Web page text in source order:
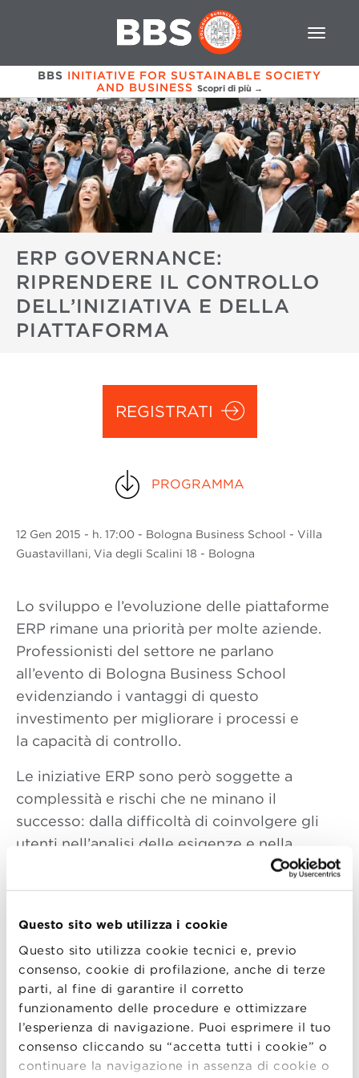
Questo sito web utilizza i cookie
Questo sito utilizza cookie tecnici e, previo
consenso, cookie di profilazione, anche di terze
parti, al fine di garantire il corretto
funzionamento delle procedure e ottimizzare
l’esperienza di navigazione. Puoi esprimere il tuo
consenso cliccando su “accetta tutti i cookie” o
continuare la navigazione in assenza di cookie o
BBS INITIATIVE FOR SUSTAINABLE SOCIETY
AND BUSINESS Scopri di più →
ERP GOVERNANCE:
RIPRENDERE IL CONTROLLO
DELL’INIZIATIVA E DELLA
PIATTAFORMA
REGISTRATI
12 Gen 2015 - h. 17:00 - Bologna Business School - Villa
Guastavillani, Via degli Scalini 18 - Bologna
PROGRAMMA
Lo sviluppo e l’evoluzione delle piattaforme
ERP rimane una priorità per molte aziende.
Professionisti del settore ne parlano
all’evento di Bologna Business School
evidenziando i vantaggi di questo
investimento per migliorare i processi e
la capacità di controllo.
Le iniziative ERP sono però soggette a
complessità e rischi che ne minano il
successo: dalla difficoltà di coinvolgere gli
utenti nell’analisi delle esigenze e nella
inesperienza della gestione di un progetto di
difficoltà nel trovare un fornitore in grado di
sviluppare una soluzione rispettando i tempi
e i costi concordati, alla incapacità di
realizzare un efficace passaggio di
competenze per la presa in carico della
soluzione.